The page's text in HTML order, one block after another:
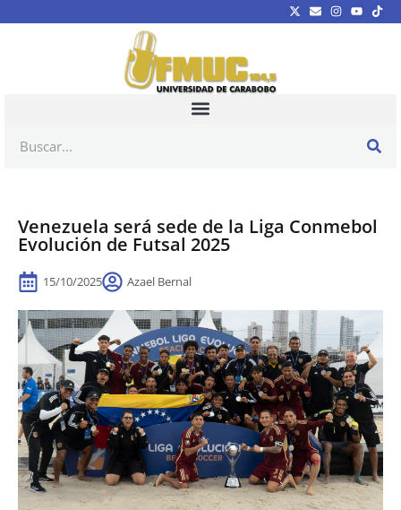
Venezuela será sede de la Liga Conmebol
Evolución de Futsal 2025
15/10/2025 Azael Bernal